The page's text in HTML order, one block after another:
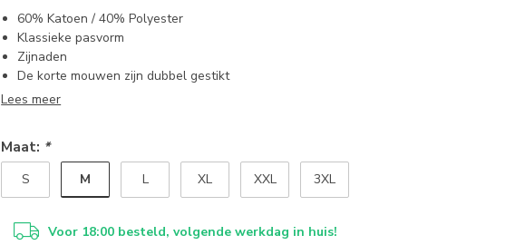
60% Katoen / 40% Polyester
Klassieke pasvorm
Zijnaden
De korte mouwen zijn dubbel gestikt
Lees meer
Maat: *
S M L XL XXL 3XL
Voor 18:00 besteld, volgende werkdag in huis!